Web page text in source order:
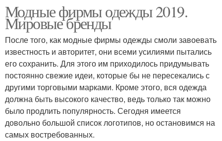
Модные фирмы одежды 2019.
Мировые бренды
После того, как модные фирмы одежды смоли завоевать
известность и авторитет, они всеми усилиями пытались
его сохранить. Для этого им приходилось придумывать
постоянно свежие идеи, которые бы не пересекались с
другими торговыми марками. Кроме этого, вся одежда
должна быть высокого качество, ведь только так можно
было продлить популярность. Сегодня имеется
довольно большой список логотипов, но остановимся на
самых востребованных.